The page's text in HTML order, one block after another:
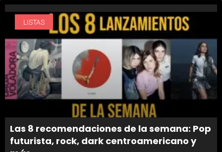
LISTAS
Las 8 recomendaciones de la semana: Pop
futurista, rock, dark centroamericano y